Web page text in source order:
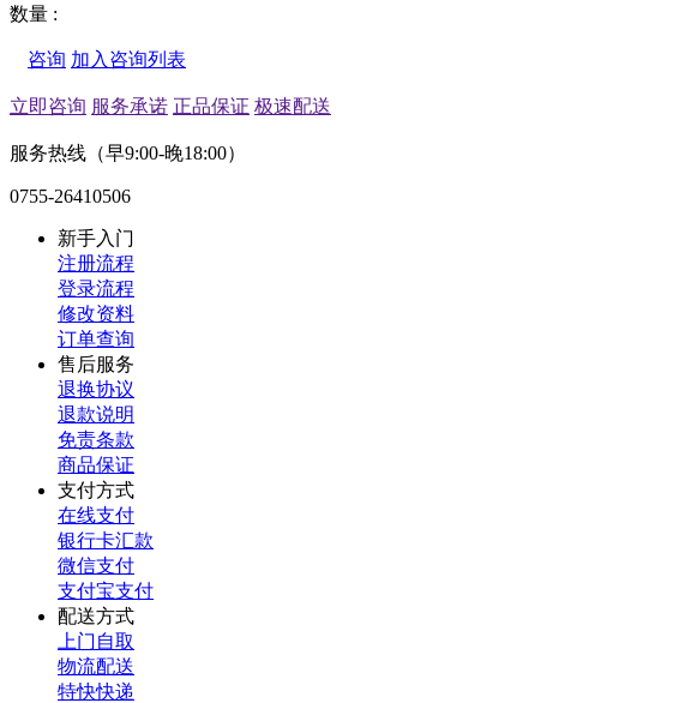
数量 :
咨询 加入咨询列表
立即咨询 服务承诺 正品保证 极速配送
服务热线（早9:00-晚18:00）
0755-26410506
新手入门
注册流程
登录流程
修改资料
订单查询
售后服务
退换协议
退款说明
免责条款
商品保证
支付方式
在线支付
银行卡汇款
微信支付
支付宝支付
配送方式
上门自取
物流配送
特快快递